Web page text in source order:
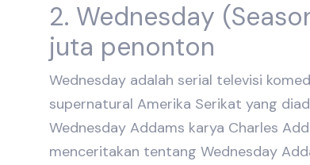
2. Wednesday
juta penonton
Wednesday adalah serial televisi
supernatural Amerika Serikat yang
Wednesday Addams karya Charles
menceritakan tentang Wednesday